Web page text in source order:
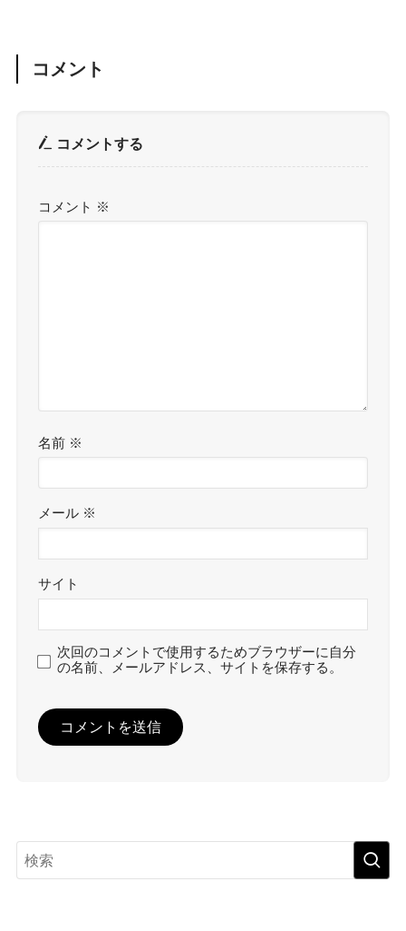
コメント
コメントする
コメント ※
名前 ※
メール ※
サイト
次回のコメントで使用するためブラウザーに自分
の名前、メールアドレス、サイトを保存する。